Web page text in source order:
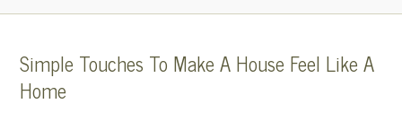
Simple Touches To Make A House Feel Like A
Home